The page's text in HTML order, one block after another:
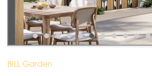
BILL Garden